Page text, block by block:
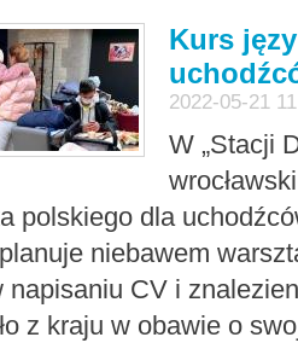
Kurs
2022-05-21
W „Stacji
polskiego dla
niebawem
napisaniu CV i
z kraju w obawie o